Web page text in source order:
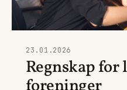
23.01.2026
Regnskap for